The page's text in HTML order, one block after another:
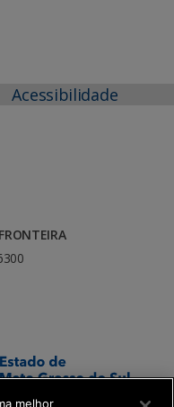
Acessibilidade
melhor